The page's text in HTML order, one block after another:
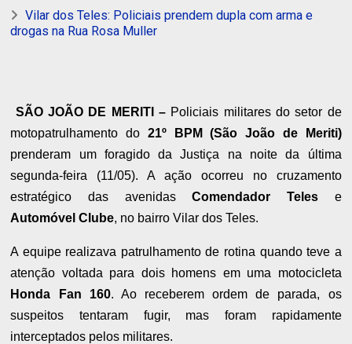
Vilar dos Teles: Policiais prendem dupla com arma e
drogas na Rua Rosa Muller
SÃO JOÃO DE MERITI – Policiais militares do setor de
motopatrulhamento do 21º BPM (São João de Meriti)
prenderam um foragido da Justiça na noite da última
segunda-feira (11/05). A ação ocorreu no cruzamento
estratégico das avenidasComendador Telese
Automóvel Clube, no bairro Vilar dos Teles.
A equipe realizava patrulhamento de rotina quando teve a
atenção voltada para dois homens em uma motocicleta
Honda Fan 160. Ao receberem ordem de parada, os
suspeitos tentaram fugir, mas foram rapidamente
interceptados pelos militares.